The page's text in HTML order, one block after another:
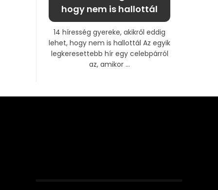
hogy nem is hallottál
14 híresség gyereke, akikről eddig
lehet, hogy nem is hallottál Az egyik
legkeresettebb hír egy celebpárról
az, amikor ...